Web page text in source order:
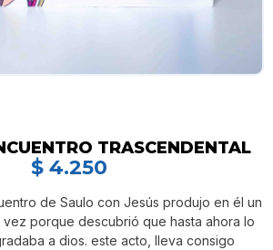
TRASCENDENTAL
$ 4.250
de Saulo con Jesús produjo en él un
vez porque descubrió que hasta ahora lo
a dios. este acto, lleva consigo